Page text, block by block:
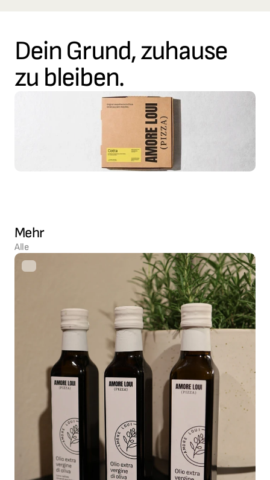
Dein Grund, zuhause
zu bleiben.
Mehr
Alle